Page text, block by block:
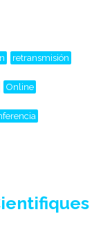
retransmisión
Online